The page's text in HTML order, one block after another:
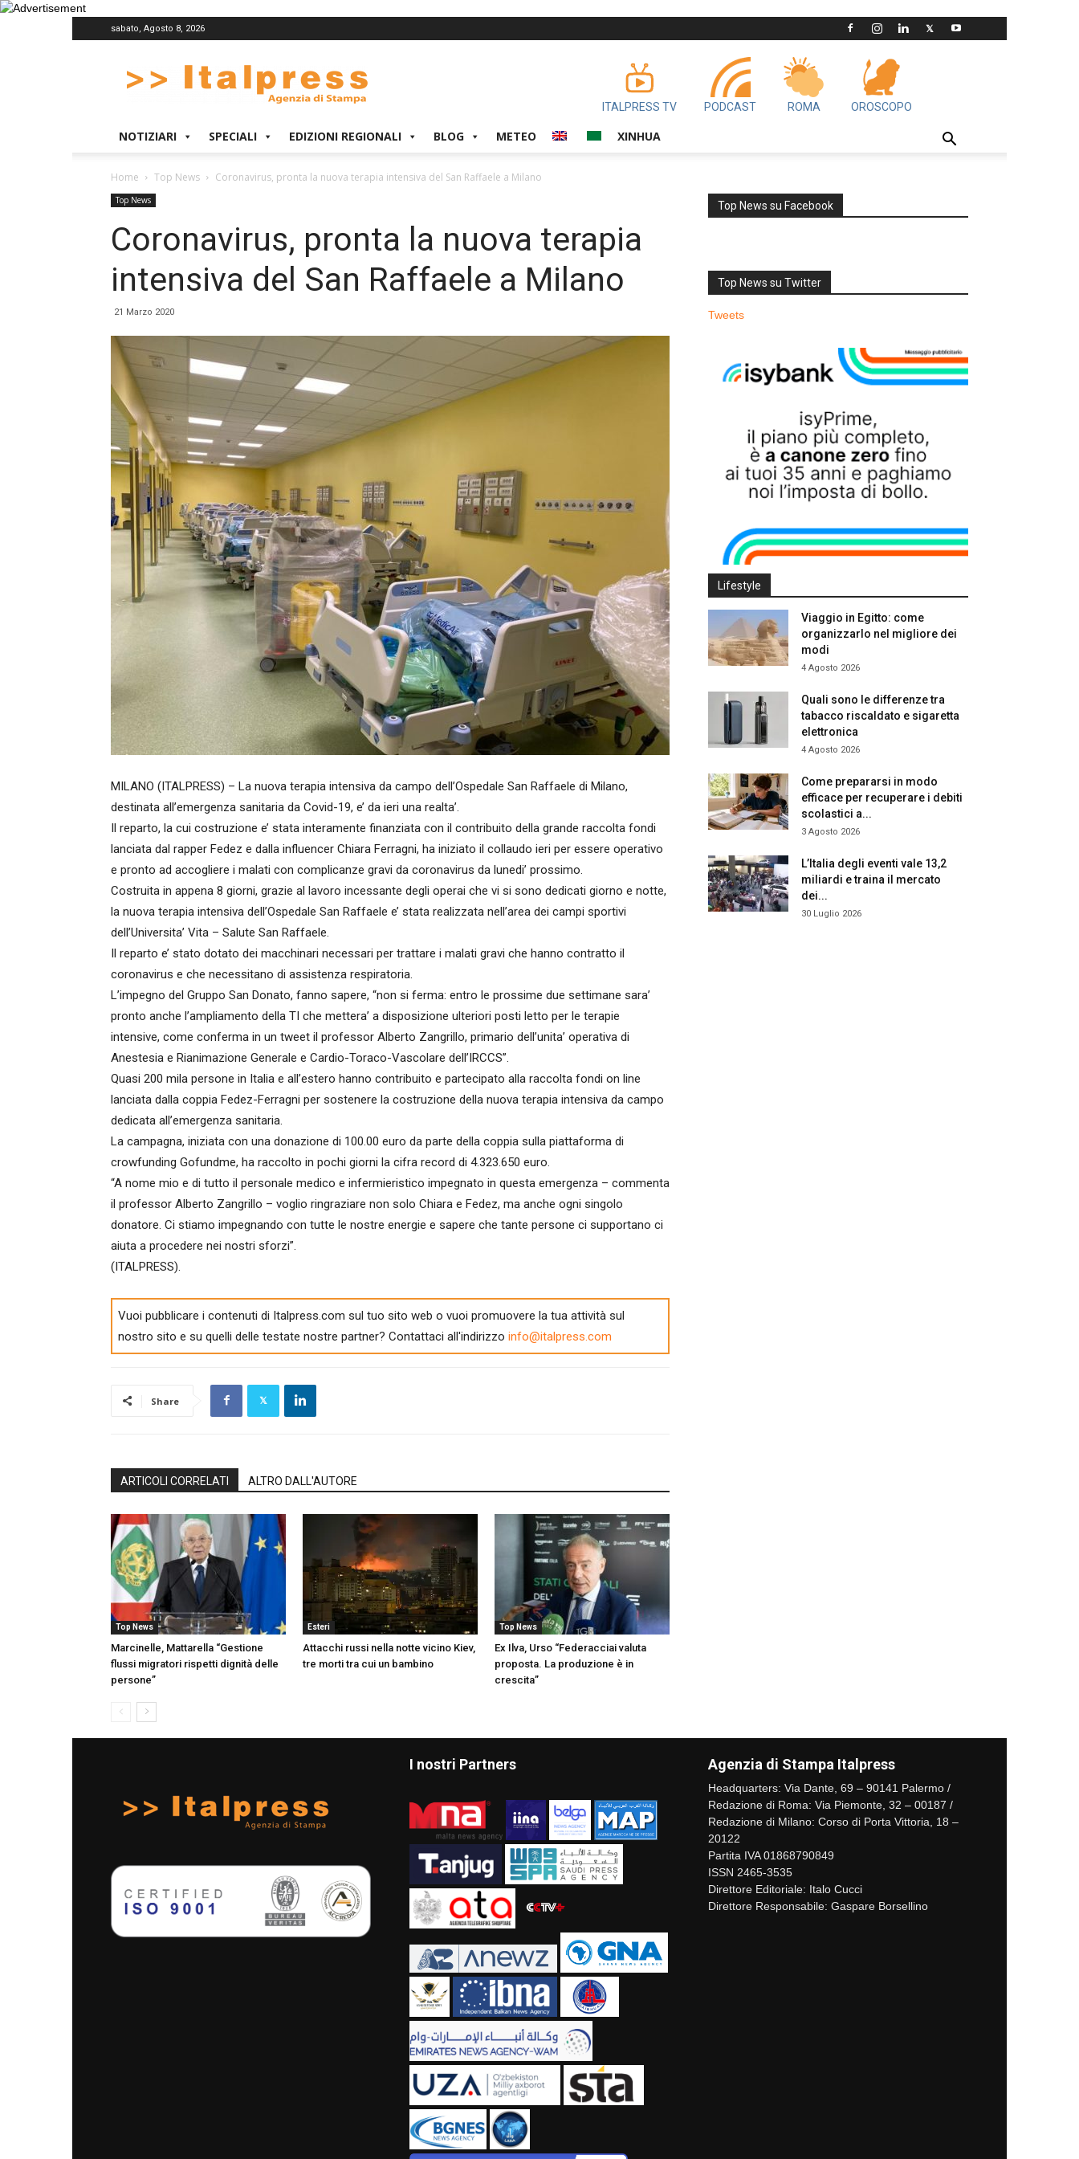
sabato, Agosto 8, 2026
ITALPRESS TV PODCAST ROMA OROSCOPO
NOTIZIARI SPECIALI EDIZIONI REGIONALI BLOG METEO XINHUA
Home Top News Coronavirus, pronta la nuova terapia intensiva del San Raffaele a Milano
Top News
Coronavirus, pronta la nuova terapia
intensiva del San Raffaele a Milano
21 Marzo 2020
MILANO (ITALPRESS) – La nuova terapia intensiva da campo dell’Ospedale San Raffaele di Milano,
destinata all’emergenza sanitaria da Covid-19, e’ da ieri una realta’.
Il reparto, la cui costruzione e’ stata interamente finanziata con il contribuito della grande raccolta fondi
lanciata dal rapper Fedez e dalla influencer Chiara Ferragni, ha iniziato il collaudo ieri per essere operativo
e pronto ad accogliere i malati con complicanze gravi da coronavirus da lunedi’ prossimo.
Costruita in appena 8 giorni, grazie al lavoro incessante degli operai che vi si sono dedicati giorno e notte,
la nuova terapia intensiva dell’Ospedale San Raffaele e’ stata realizzata nell’area dei campi sportivi
dell’Universita’ Vita – Salute San Raffaele.
Il reparto e’ stato dotato dei macchinari necessari per trattare i malati gravi che hanno contratto il
coronavirus e che necessitano di assistenza respiratoria.
L’impegno del Gruppo San Donato, fanno sapere, “non si ferma: entro le prossime due settimane sara’
pronto anche l’ampliamento della TI che mettera’ a disposizione ulteriori posti letto per le terapie
intensive, come conferma in un tweet il professor Alberto Zangrillo, primario dell’unita’ operativa di
Anestesia e Rianimazione Generale e Cardio-Toraco-Vascolare dell’IRCCS”.
Quasi 200 mila persone in Italia e all’estero hanno contribuito e partecipato alla raccolta fondi on line
lanciata dalla coppia Fedez-Ferragni per sostenere la costruzione della nuova terapia intensiva da campo
dedicata all’emergenza sanitaria.
La campagna, iniziata con una donazione di 100.00 euro da parte della coppia sulla piattaforma di
crowfunding Gofundme, ha raccolto in pochi giorni la cifra record di 4.323.650 euro.
“A nome mio e di tutto il personale medico e infermieristico impegnato in questa emergenza – commenta
il professor Alberto Zangrillo – voglio ringraziare non solo Chiara e Fedez, ma anche ogni singolo
donatore. Ci stiamo impegnando con tutte le nostre energie e sapere che tante persone ci supportano ci
aiuta a procedere nei nostri sforzi”.
(ITALPRESS).
Vuoi pubblicare i contenuti di Italpress.com sul tuo sito web o vuoi promuovere la tua attività sul
nostro sito e su quelli delle testate nostre partner? Contattaci all'indirizzo info@italpress.com
Share
ARTICOLI CORRELATI ALTRO DALL'AUTORE
Top News
Marcinelle, Mattarella “Gestione
flussi migratori rispetti dignità delle
persone”
Esteri
Attacchi russi nella notte vicino Kiev,
tre morti tra cui un bambino
Top News
Ex Ilva, Urso “Federacciai valuta
proposta. La produzione è in
crescita”
Top News su Facebook
Top News su Twitter
Tweets
Lifestyle
Viaggio in Egitto: come
organizzarlo nel migliore dei
modi
4 Agosto 2026
Quali sono le differenze tra
tabacco riscaldato e sigaretta
elettronica
4 Agosto 2026
Come prepararsi in modo
efficace per recuperare i debiti
scolastici a...
3 Agosto 2026
L’Italia degli eventi vale 13,2
miliardi e traina il mercato
dei...
30 Luglio 2026
I nostri Partners Agenzia di Stampa Italpress
Headquarters: Via Dante, 69 – 90141 Palermo /
Redazione di Roma: Via Piemonte, 32 – 00187 /
Redazione di Milano: Corso di Porta Vittoria, 18 –
20122
Partita IVA 01868790849
ISSN 2465-3535
Direttore Editoriale: Italo Cucci
Direttore Responsabile: Gaspare Borsellino